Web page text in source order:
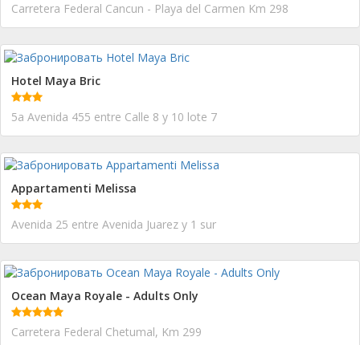
Carretera Federal Cancun - Playa del Carmen Km 298
Hotel Maya Bric
5a Avenida 455 entre Calle 8 y 10 lote 7
Appartamenti Melissa
Avenida 25 entre Avenida Juarez y 1 sur
Ocean Maya Royale - Adults Only
Carretera Federal Chetumal, Km 299